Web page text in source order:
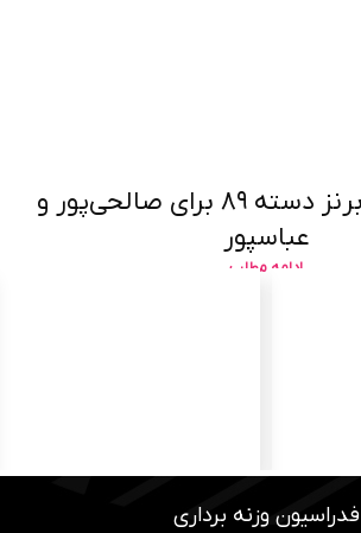
مدال نقره و برنز دسته ۸۹ برای صالحی‌پور و
عباسپور
ادامه مطلب
فدراسیون وزنه برداری